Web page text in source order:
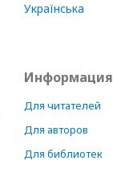
Українська
Информация
Для читателей
Для авторов
Для библиотек